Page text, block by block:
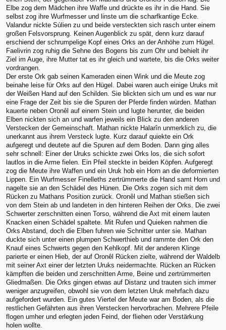
Elbe zog dem Mädchen ihre Waffe und drückte es ihr in die Hand. Sie
selbst zog ihre Wurfmesser und linste um die scharfkantige Ecke.
Valandur nickte Súlien zu und beide versteckten sich rasch unter einem
großen Felsvorsprung. Keinen Augenblick zu spät, denn kurz darauf
erschiend der schrumpelige Kopf eines Orks an der Anhöhe zum Hügel.
Faelivrin zog ruhig die Sehne des Bogens bis zum Ohr und behielt ihr
Ziel im Auge, ihre Mutter tat es ihr gleich und wartete, bis die Orks weiter
vordrangen.
Der erste Ork gab seinen Kameraden einen Wink und die Meute zog
beinahe leise für Orks auf den Hügel. Dabei waren auch einige Uruks mit
der Weißen Hand auf den Schilden. Sie blickten sich um und es war nur
eine Frage der Zeit bis sie die Spuren der Pferde finden würden. Mathan
kauerte neben Oronêl auf einem Stein und lugte herunter, die beiden
Elben nickten sich an und warfen jeweils ein Blick zu den anderen
Verstecken der Gemeinschaft. Mathan nickte Halarîn unmerklich zu, die
unerkannt aus ihrem Versteck lugte. Kurz darauf quiekte ein Ork
aufgeregt und deutete auf die Spuren auf dem Boden. Dann ging alles
sehr schnell: Einer der Uruks schickte zwei Orks los, die sich sofort
lautlos in die Arme fielen. Ein Pfeil steckte in beiden Köpfen. Aufgeregt
zog die Meute ihre Waffen und ein Uruk hob ein Horn an die deformierten
Lippen. Ein Wurfmesser Finelleths zertrümmerte die Hand samt Horn und
nagelte sie an den Schädel des Hünen. Die Orks zogen sich mit dem
Rücken zu Mathans Position zurück. Oronêl und Mathan stießen sich
von dem Stein ab und landeten in den hinteren Reihen der Orks. Die zwei
Schwerter zerschnitten einen Torso, während die Axt mit einem lauten
Knacken einen Schädel spaltete. Mit Rufen und Quieken nahmen die
Orks Abstand, doch die Elben fuhren wie Schnitter unter sie. Mathan
duckte sich unter einen plumpen Schwerthieb und rammte den Ork den
Knauf eines Schwerts gegen den Kehlkopf. Mit der anderen Klinge
parierte er einen Hieb, der auf Oronêl Rücken zielte, während der Waldelb
mit seiner Axt einer der letzten Uruks neidermachte. Rücken an Rücken
kämpften die beiden und zerschnitten Arme, Beine und zertrümmerten
Gliedmaßen. Die Orks gingen etwas auf Distanz und trauten sich immer
weniger anzugreifen, obwohl sie von dem letzten Uruk mehrfach dazu
aufgefordert wurden. Ein gutes Viertel der Meute war am Boden, als die
restlichen Gefährten aus ihren Verstecken hervorbrachen. Mehrere Pfeile
flogen umher und erlegten jeden Feind, der fliehen oder Verstärkung
holen wollte.